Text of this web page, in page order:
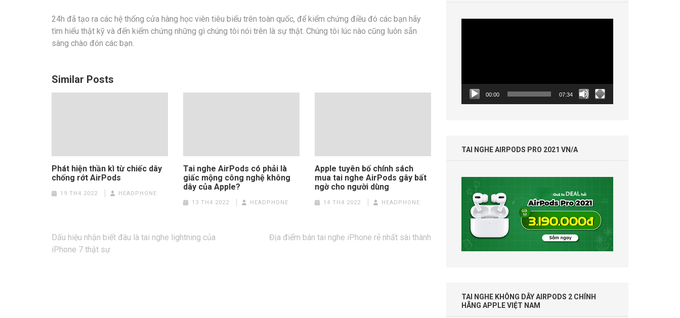
24h đã tạo ra các hệ thống cửa hàng học viên tiêu biểu trên toàn quốc, để kiểm chứng điều đó các bạn hãy
tìm hiểu thật kỹ và đến kiểm chứng những gì chúng tôi nói trên là sự thật. Chúng tôi lúc nào cũng luôn sẵn
sàng chào đón các bạn.
Similar Posts
Phát hiện thần kì từ chiếc dây
chống rớt AirPods
19 TH4 2022 HEADPHONE
Tai nghe AirPods có phải là
giấc mộng công nghệ không
dây của Apple?
13 TH4 2022 HEADPHONE
Apple tuyên bố chính sách
mua tai nghe AirPods gây bất
ngờ cho người dùng
14 TH4 2022 HEADPHONE
Điều
hướng
Dấu hiệu nhận biết đâu là tai nghe lightning của
iPhone 7 thật sự
Địa điểm bán tai nghe iPhone rẻ nhất sài thành
00:00 07:34
TAI NGHE AIRPODS PRO 2021 VN/A
TAI NGHE KHÔNG DÂY AIRPODS 2 CHÍNH
HÃNG APPLE VIỆT NAM